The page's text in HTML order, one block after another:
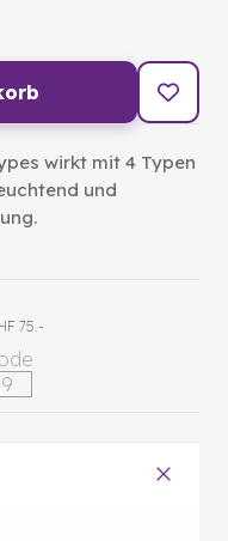
wirkt mit 4 Typen
und
75.-